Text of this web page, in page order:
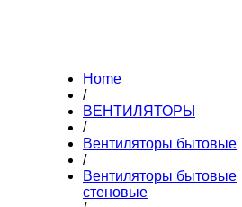
Home
/
ВЕНТИЛЯТОРЫ
/
Вентиляторы бытовые
/
Вентиляторы бытовые
стеновые